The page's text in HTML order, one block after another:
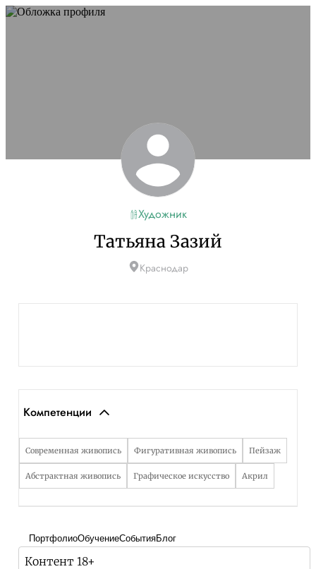
Художник
Татьяна Зазий
Краснодар
Компетенции
Современная живопись Фигуративная живопись Пейзаж
Абстрактная живопись Графическое искусство Акрил
ПортфолиоОбучениеСобытияБлог
Контент 18+